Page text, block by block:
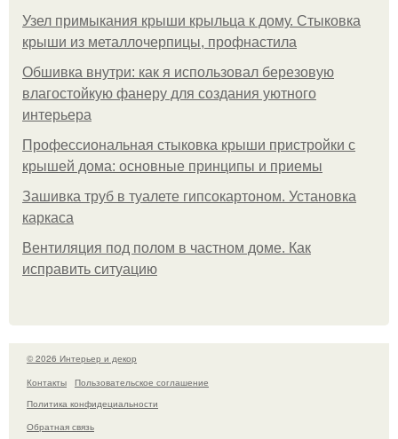
Узел примыкания крыши крыльца к дому. Стыковка
крыши из металлочерпицы, профнастила
Обшивка внутри: как я использовал березовую
влагостойкую фанеру для создания уютного
интерьера
Профессиональная стыковка крыши пристройки с
крышей дома: основные принципы и приемы
Зашивка труб в туалете гипсокартоном. Установка
каркаса
Вентиляция под полом в частном доме. Как
исправить ситуацию
© 2026 Интерьер и декор
Контакты
Пользовательское соглашение
Политика конфидециальности
Обратная связь